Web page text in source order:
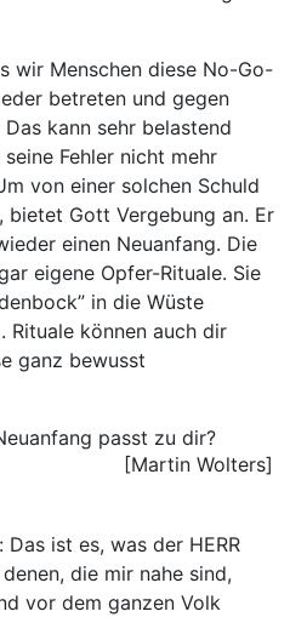
wir Menschen diese No-Go-
betreten und gegen
kann sehr belastend
Fehler nicht mehr
von einer solchen Schuld
Gott Vergebung an. Er
einen Neuanfang. Die
eigene Opfer-Rituale. Sie
in die Wüste
Rituale können auch dir
ganz bewusst
passt zu dir?
[Martin Wolters]
ist es, was der HERR
die mir nahe sind,
vor dem ganzen Volk